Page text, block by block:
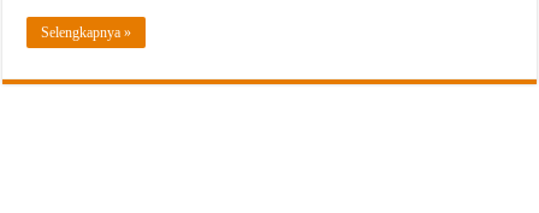
Selengkapnya »